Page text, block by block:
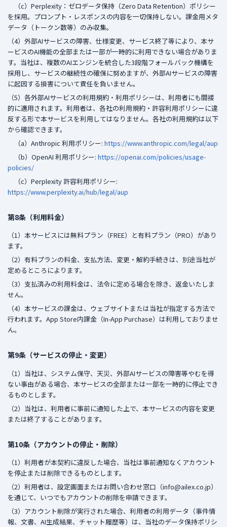
（c）Perplexity：ゼロデータ保持（Zero Data Retention）ポリシー
を採用。プロンプト・レスポンスの内容を一切保持しない。課金用メタ
データ（トークン数等）のみ収集。
（4）外部AIサービスの障害、仕様変更、サービス終了等により、本サ
ービスのAI機能の全部または一部が一時的に利用できない場合がありま
す。当社は、複数のAIエンジンを統合した3段階フォールバック機構を
採用し、サービスの継続性の確保に努めますが、外部AIサービスの障害
に起因する損害について責任を負いません。
（5）各外部AIサービスの利用規約・利用ポリシーは、利用者にも間接
的に適用されます。利用者は、各社の利用規約・許容利用ポリシーに違
反する形で本サービスを利用してはなりません。各社の利用規約は以下
から確認できます。
（a）Anthropic 利用ポリシー: https://www.anthropic.com/legal/aup
（b）OpenAI 利用ポリシー: https://openai.com/policies/usage-
policies/
（c）Perplexity 許容利用ポリシー:
https://www.perplexity.ai/hub/legal/aup
第8条（利用料金）
（1）本サービスには無料プラン（FREE）と有料プラン（PRO）があり
ます。
（2）有料プランの料金、支払方法、変更・解約手続きは、別途当社が
定めるところによります。
（3）支払済みの利用料金は、法令に定める場合を除き、返金いたしま
せん。
（4）本サービスの課金は、ウェブサイトまたは当社が指定する方法で
行われます。App Store内課金（In-App Purchase）は利用しておりませ
ん。
第9条（サービスの停止・変更）
（1）当社は、システム保守、天災、外部AIサービスの障害等やむを得
ない事由がある場合、本サービスの全部または一部を一時的に停止でき
るものとします。
（2）当社は、利用者に事前に通知した上で、本サービスの内容を変更
または終了することがあります。
第10条（アカウントの停止・削除）
（1）利用者が本契約に違反した場合、当社は事前通知なくアカウント
を停止または削除できるものとします。
（2）利用者は、設定画面またはお問い合わせ窓口（info@ailex.co.jp）
を通じて、いつでもアカウントの削除を申請できます。
（3）アカウント削除が実行された場合、利用者の利用データ（事件情
報、文書、AI生成結果、チャット履歴等）は、当社のデータ保持ポリシ